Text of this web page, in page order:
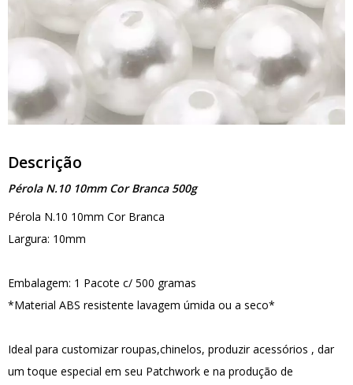
Descrição
Pérola N.10 10mm Cor Branca 500g
Pérola N.10 10mm Cor Branca
Largura: 10mm
Embalagem: 1 Pacote c/ 500 gramas
*Material ABS resistente lavagem úmida ou a seco*
Ideal para customizar roupas,chinelos, produzir acessórios , dar
um toque especial em seu Patchwork e na produção de